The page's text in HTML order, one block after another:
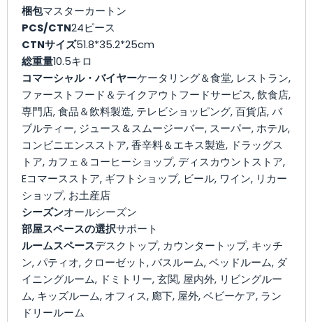
梱包マスターカートン
PCS/CTN24ピース
CTNサイズ51.8*35.2*25cm
総重量10.5キロ
コマーシャル・バイヤーケータリング＆食堂, レストラン,
ファーストフード＆テイクアウトフードサービス, 飲食店,
専門店, 食品＆飲料製造, テレビショッピング, 百貨店, バ
ブルティー, ジュース＆スムージーバー, スーパー, ホテル,
コンビニエンスストア, 香辛料＆エキス製造, ドラッグス
トア, カフェ＆コーヒーショップ, ディスカウントストア,
Eコマースストア, ギフトショップ, ビール, ワイン, リカー
ショップ, お土産店
シーズンオールシーズン
部屋スペースの選択サポート
ルームスペースデスクトップ, カウンタートップ, キッチ
ン, パティオ, クローゼット, バスルーム, ベッドルーム, ダ
イニングルーム, ドミトリー, 玄関, 屋内外, リビングルー
ム, キッズルーム, オフィス, 廊下, 屋外, ベビーケア, ラン
ドリールーム